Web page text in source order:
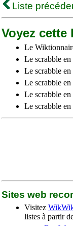
Liste
Voyez cette
Le
Le scrabble en
Le scrabble
Le scrabble
Le scrabble
Le scrabble
Sites web
Visitez
listes à partir